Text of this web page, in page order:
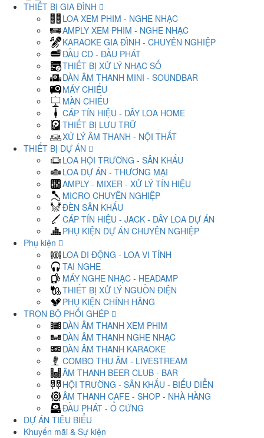
THIẾT BỊ GIA ĐÌNH
LOA XEM PHIM - NGHE NHẠC
AMPLY XEM PHIM - NGHE NHẠC
KARAOKE GIA ĐÌNH - CHUYÊN NGHIỆP
ĐẦU CD - ĐẦU PHÁT
THIẾT BỊ XỬ LÝ NHẠC SỐ
DÀN ÂM THANH MINI - SOUNDBAR
MÁY CHIẾU
MÀN CHIẾU
CÁP TÍN HIỆU - DÂY LOA HOME
THIẾT BỊ LƯU TRỮ
XỬ LÝ ÂM THANH - NỘI THẤT
THIẾT BỊ DỰ ÁN
LOA HỘI TRƯỜNG - SÂN KHẤU
LOA DỰ ÁN - THƯƠNG MẠI
AMPLY - MIXER - XỬ LÝ TÍN HIỆU
MICRO CHUYÊN NGHIỆP
ĐÈN SÂN KHẤU
CÁP TÍN HIỆU - JACK - DÂY LOA DỰ ÁN
PHỤ KIỆN DỰ ÁN CHUYÊN NGHIỆP
Phụ kiện
LOA DI ĐỘNG - LOA VI TÍNH
TAI NGHE
MÁY NGHE NHẠC - HEADAMP
THIẾT BỊ XỬ LÝ NGUỒN ĐIỆN
PHỤ KIỆN CHÍNH HÃNG
TRỌN BỘ PHỐI GHÉP
DÀN ÂM THANH XEM PHIM
DÀN ÂM THANH NGHE NHẠC
DÀN ÂM THANH KARAOKE
COMBO THU ÂM - LIVESTREAM
ÂM THANH BEER CLUB - BAR
HỘI TRƯỜNG - SÂN KHẤU - BIỂU DIỄN
ÂM THANH CAFE - SHOP - NHÀ HÀNG
ĐẦU PHÁT - Ổ CỨNG
DỰ ÁN TIÊU BIỂU
Khuyến mãi & Sự kiện